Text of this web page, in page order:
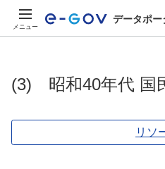
メニュー
データポー
(3) 昭和40年代 国
リソ